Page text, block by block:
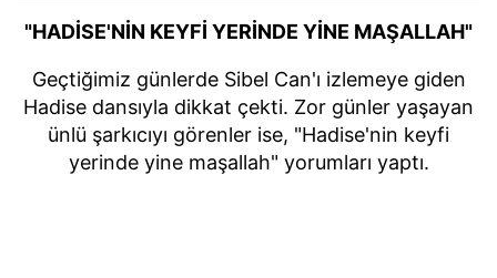
"HADİSE'NİN KEYFİ YERİNDE YİNE MAŞALLAH"
Geçtiğimiz günlerde Sibel Can'ı izlemeye giden
Hadise dansıyla dikkat çekti. Zor günler yaşayan
ünlü şarkıcıyı görenler ise, "Hadise'nin keyfi
yerinde yine maşallah" yorumları yaptı.